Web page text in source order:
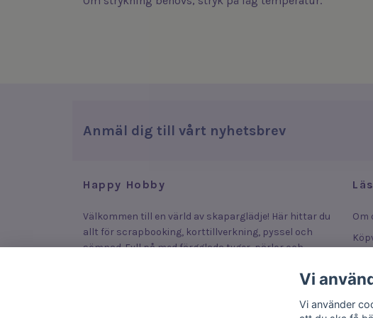
Anmäl dig till vårt nyhetsbrev
Happy Hobby
Välkommen till en värld av skaparglädje! Här hittar du
allt för scrapbooking, korttillverkning, pyssel och
sömnad. Fyll på med färgglada tyger, pärlor och
eller upptäck roliga och enkla produkter som lockar
Om
Vi
Vi använder